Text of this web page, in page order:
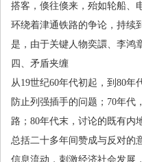
搭客，倏往倏来，殆如轮船、
环绕着津通铁路的争论，持续
是，由于关键人物奕譞、李鸿
四、矛盾夹缠
从19世纪60年代初起，到 80年
防止列强插手的问题； 70年代
路； 80年代末，讨论的既有内
总括二十多年间赞成与反对的
信息流动，刺激经济社会发展